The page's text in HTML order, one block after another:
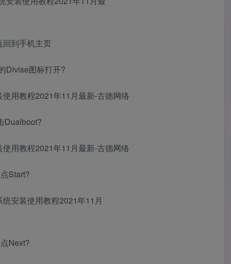
回到手机主页
Divise图标打开?
Dualboot?
Start?
Next?